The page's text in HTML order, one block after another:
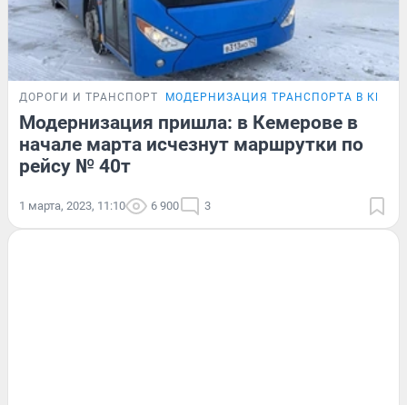
ДОРОГИ И ТРАНСПОРТ МОДЕРНИЗАЦИЯ ТРАНСПОРТА В
Модернизация пришла: в Кемерове в
начале марта исчезнут маршрутки по
рейсу № 40т
1 марта, 2023, 11:10 6 900 3